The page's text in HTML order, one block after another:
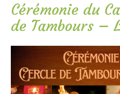
Cérémonie du
de Tambours –